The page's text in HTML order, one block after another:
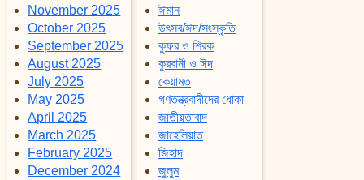
November 2025
October 2025
September 2025
August 2025
July 2025
May 2025
April 2025
March 2025
February 2025
December 2024
ঈমান
উৎসব/ঈদ/সংস্কৃতি
কুফর ও শিরক
কুরবানী ও ঈদ
কেয়ামত
গণতন্ত্রবাদীদের ধোকা
জাতীয়তাবাদ
জাহেলিয়াত
জিহাদ
জুলুম